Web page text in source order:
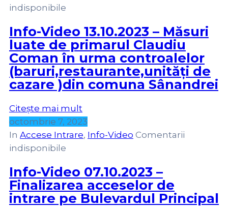
indisponibile
Info-Video 13.10.2023 – Măsuri
luate de primarul Claudiu
Coman în urma controalelor
(baruri,restaurante,unități de
cazare )din comuna Sânandrei
Citește mai mult
octombrie 7, 2023
In Accese Intrare‚ Info-Video Comentarii
indisponibile
Info-Video 07.10.2023 –
Finalizarea acceselor de
intrare pe Bulevardul Principal